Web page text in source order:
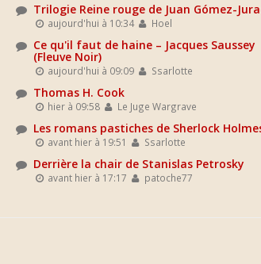
Trilogie Reine rouge de Juan Gómez-
aujourd'hui à 10:34 Hoel
Ce qu'il faut de haine – Jacques Saussey
(Fleuve Noir)
aujourd'hui à 09:09 Ssarlotte
Thomas H. Cook
hier à 09:58 Le Juge Wargrave
Les romans pastiches de Sherlock
avant hier à 19:51 Ssarlotte
Derrière la chair de Stanislas Petrosky
avant hier à 17:17 patoche77